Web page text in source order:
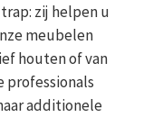
zij helpen u
meubelen
houten of van
professionals
additionele